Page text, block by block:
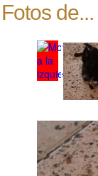
Fotos de...